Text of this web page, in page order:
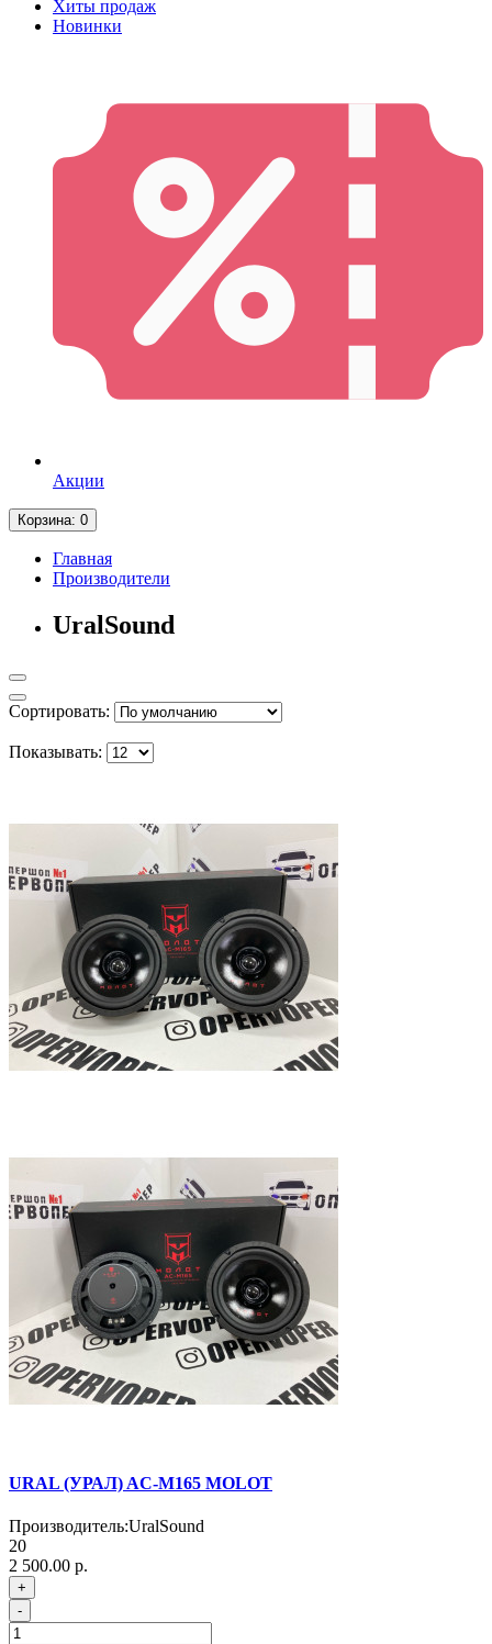
Хиты продаж
Новинки
Акции
Корзина: 0
Главная
Производители
UralSound
Сортировать:
Показывать:
URAL (УРАЛ) AС-M165 MOLOT
Производитель:UralSound
20
2 500.00 р.
+
-